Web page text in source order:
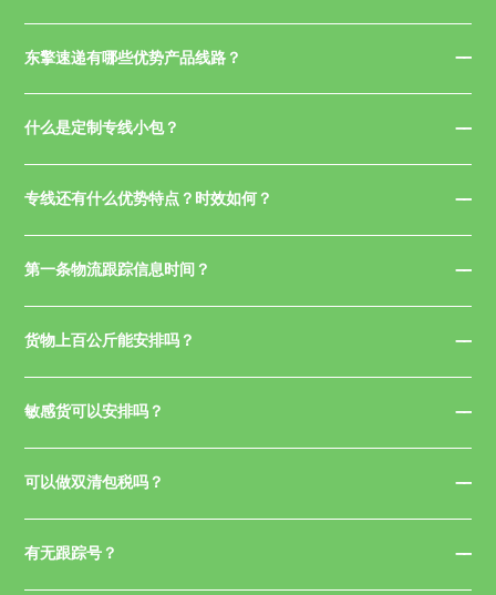
东擎速递有哪些优势产品线路？
什么是定制专线小包？
专线还有什么优势特点？时效如何？
第一条物流跟踪信息时间？
货物上百公斤能安排吗？
敏感货可以安排吗？
可以做双清包税吗？
有无跟踪号？